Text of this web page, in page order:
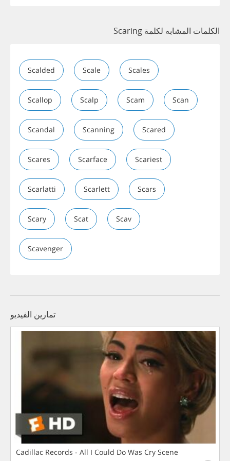
الكلمات المشابه لكلمة Scaring
Scalded Scale Scales
Scallop Scalp Scam Scan
Scandal Scanning Scared
Scares Scarface Scariest
Scarlatti Scarlett Scars
Scary Scat Scav
Scavenger
تمارين الفيديو
Cadillac Records - All I Could Do Was Cry Scene